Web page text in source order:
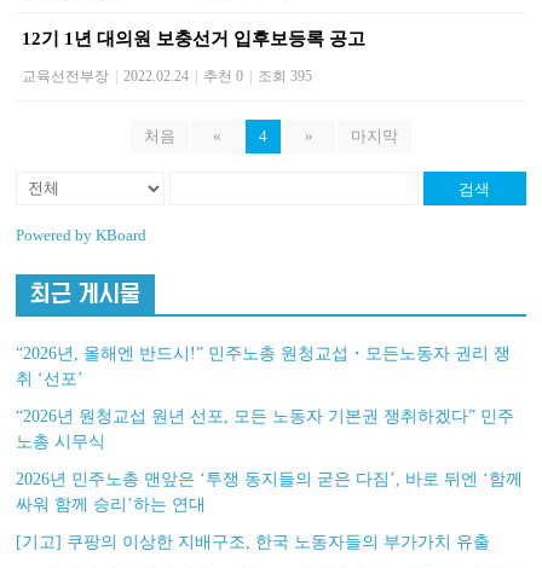
12기 1년 대의원 보충선거 입후보등록 공고
교육선전부장 | 2022.02.24 | 추천 0 | 조회 395
처음 « 4 » 마지막
검색
Powered by KBoard
최근 게시물
“2026년, 올해엔 반드시!” 민주노총 원청교섭・모든노동자 권리 쟁
취 ‘선포’
“2026년 원청교섭 원년 선포, 모든 노동자 기본권 쟁취하겠다” 민주
노총 시무식
2026년 민주노총 맨앞은 ‘투쟁 동지들의 굳은 다짐’, 바로 뒤엔 ‘함께
싸워 함께 승리’하는 연대
[기고] 쿠팡의 이상한 지배구조, 한국 노동자들의 부가가치 유출